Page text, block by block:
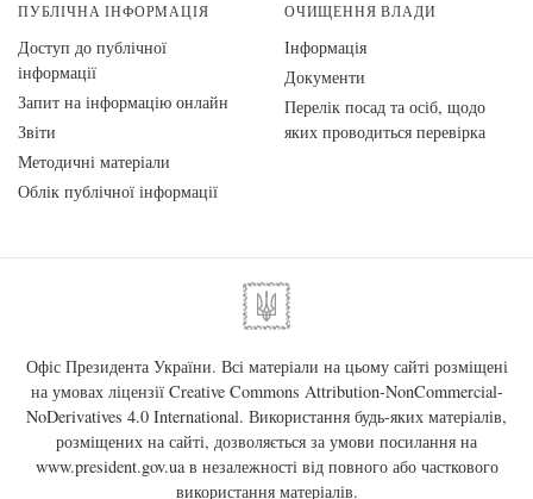
ПУБЛІЧНА ІНФОРМАЦІЯ
Доступ до публічної
інформації
Запит на інформацію онлайн
Звіти
Методичні матеріали
Облік публічної інформації
ОЧИЩЕННЯ ВЛАДИ
Інформація
Документи
Перелік посад та осіб, щодо
яких проводиться перевірка
Офіс Президента України. Всі матеріали на цьому сайті розміщені
на умовах ліцензії Creative Commons Attribution-NonCommercial-
NoDerivatives 4.0 International. Використання будь-яких матеріалів,
розміщених на сайті, дозволяється за умови посилання на
www.president.gov.uaв незалежності від повного або часткового
використання матеріалів.